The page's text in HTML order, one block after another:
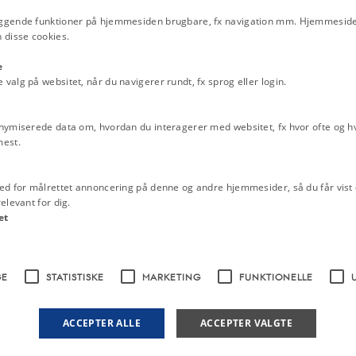
under besættelsen.
i europæisk perspektiv.
i Danmark fra
Munch
, som skabte de tidligste
Frode Jakobsens beretning
9. april 1940
beretning om
egnen - 2. del. 29. august
De danske biskoppers
De danske biskoppers
befrielsen i maj 1945
funktioner på hjemmesiden brugbare, fx navigation mm.
disse cookies.
valg på websitet, når du navigerer rundt, fx sprog eller login.
data om, hvordan du interagerer med websitet, fx hvor ofte og
for målrettet annoncering på denne og andre hjemmesider, så du får vist
for dig.
STATISTISKE MARKETING FUNKTIONELLE
ACCEPTER ALLE ACCEPTER VALGTE